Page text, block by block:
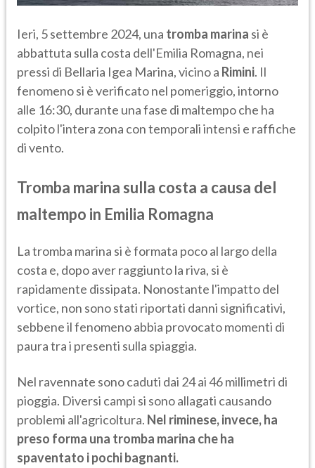
Ieri, 5 settembre 2024, una tromba marina si è
abbattuta sulla costa dell'Emilia Romagna, nei
pressi di Bellaria Igea Marina, vicino a Rimini. Il
fenomeno si è verificato nel pomeriggio, intorno
alle 16:30, durante una fase di maltempo che ha
colpito l'intera zona con temporali intensi e raffiche
di vento.
Tromba marina sulla costa a causa del
maltempo in Emilia Romagna
La tromba marina si è formata poco al largo della
costa e, dopo aver raggiunto la riva, si è
rapidamente dissipata. Nonostante l'impatto del
vortice, non sono stati riportati danni significativi,
sebbene il fenomeno abbia provocato momenti di
paura tra i presenti sulla spiaggia.
Nel ravennate sono caduti dai 24 ai 46 millimetri di
pioggia. Diversi campi si sono allagati causando
problemi all'agricoltura. Nel riminese, invece, ha
preso forma una tromba marina che ha
spaventato i pochi bagnanti.